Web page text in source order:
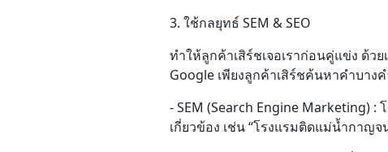
3. ใช้กลยุทธ์ SEM & SEO
ทำให้ลูกค้าเสิร์ชเจอเราก่อนคู่แข่ง ด้
Google เพียงลูกค้าเสิร์ชค้นหาคำบา
- SEM (Search Engine Marketing)
เกี่ยวข้อง เช่น “โรงแรมติดแม่น้ำกาญจ